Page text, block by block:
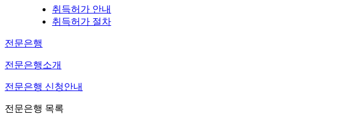
취득허가 안내
취득허가 절차
전문은행
전문은행소개
전문은행 신청안내
전문은행 목록